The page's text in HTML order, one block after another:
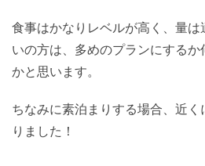
食事はかなりレベルが高く、量
いの方は、多めのプランにする
かと思います。
ちなみに素泊まりする場合、近
りました！